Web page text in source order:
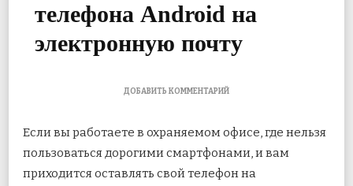
телефона Android на
электронную почту
ДОБАВИТЬ КОММЕНТАРИЙК
TIP]
СВЕДЕНИЙ
О
Если вы работаете в охраняемом офисе, где нельзя
пользоваться дорогими смартфонами, и вам
приходится оставлять свой телефон на